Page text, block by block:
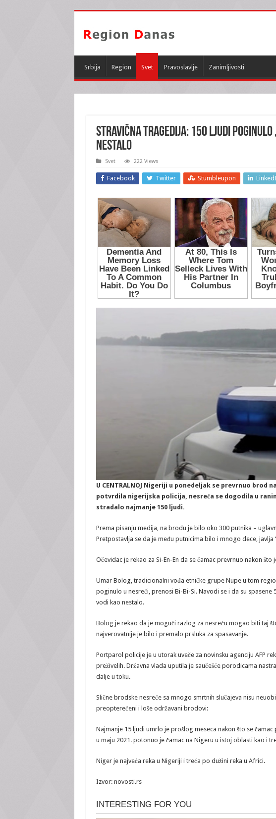
Srbija Region Svet Pravoslavlje Zanimljivosti
STRAVIČNA TRAGEDIJA: 150 ljudi
NESTALO
Svet 222 Views
Facebook Twitter Stumbleupon
U CENTRALNOJ Nigeriji u ponedeljak se prevrnuo brod
potvrdila nigerijska policija, nesreća se dogodila u
stradalo najmanje 150 ljudi.
Prema pisanju medija, na brodu je bilo oko 300 putnika –
Pretpostavlja se da je među putnicima bilo i mnogo dece, javlja
Očevidac je rekao za Si-En-En da se čamac prevrnuo nakon
Umar Bolog, tradicionalni vođa etničke grupe Nupe u tom
poginulo u nesreći, prenosi Bi-Bi-Si. Navodi se i da su spasene
vodi kao nestalo.
Bolog je rekao da je mogući razlog za nesreću mogao biti taj
najverovatnije je bilo i premalo prsluka za spasavanje.
Portparol policije je u utorak uveče za novinsku agenciju AFP
preživelih. Državna vlada uputila je saučešće porodicama
dalje u toku.
Slične brodske nesreće sa mnogo smrtnih slučajeva nisu
preopterećeni i loše održavani brodovi:
Najmanje 15 ljudi umrlo je prošlog meseca nakon što se
u maju 2021. potonuo je čamac na Nigeru u istoj oblasti kao i
Niger je najveća reka u Nigeriji i treća po dužini reka u Africi.
Izvor: novosti.rs